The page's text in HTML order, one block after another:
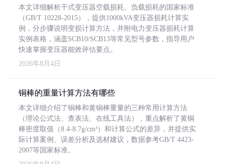
本文详细解析干式变压器空载损耗、负载损耗的国家标准
（GB/T 10228-2015），提供1000kVA变压器损耗计算实
例，分步骤说明变损计算方法，并附电力变压器损耗计算
实例表格，涵盖SCB10/SCB13等常见型号参数，指导用户
快速掌握变压器能效评估要点。
2026年8月4日
铜棒的重量计算方法有哪些
本文详细介绍了铜棒和黄铜棒重量的三种常用计算方法
（理论公式法、查表法、在线工具法），重点解析了黄铜
棒密度取值（8.4-8.7g/cm³）和计算公式的差异，并提供实
际计算案例、误差分析及选材建议，数据参考GB/T 4423-
2007等国家标准。